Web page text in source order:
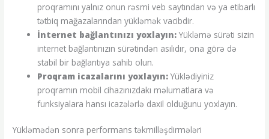
proqramını yalnız onun rəsmi veb saytından və ya etibarlı
tətbiq mağazalarından yükləmək vacibdir.
İnternet bağlantınızı yoxlayın: Yükləmə sürəti sizin
internet bağlantınızın sürətindən asılıdır, ona görə də
stabil bir bağlantıya sahib olun.
Proqram icazalarını yoxlayın: Yüklədiyiniz
proqramın mobil cihazınızdakı məlumatlara və
funksiyalara hansı icazələrlə daxil olduğunu yoxlayın.
Yükləmədən sonra performans təkmilləşdirmələri